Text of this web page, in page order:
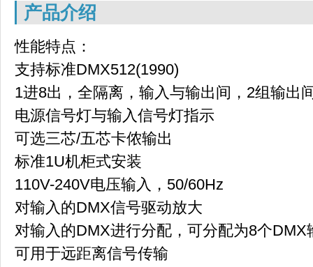
产品介绍
性能特点：
支持标准DMX512(1990)
1进8出，全隔离，输入与输出间，2组输出
电源信号灯与输入信号灯指示
可选三芯/五芯卡侬输出
标准1U机柜式安装
110V-240V电压输入，50/60Hz
对输入的DMX信号驱动放大
对输入的DMX进行分配，可分配为8个DMX
可用于远距离信号传输